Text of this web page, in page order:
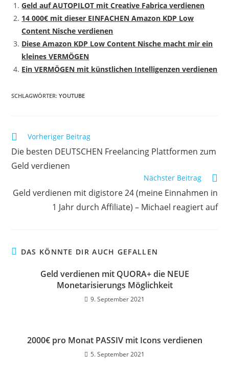
Geld auf AUTOPILOT mit Creative Fabrica verdienen
14 000€ mit dieser EINFACHEN Amazon KDP Low
Content Nische verdienen
Diese Amazon KDP Low Content Nische macht mir ein
kleines VERMÖGEN
Ein VERMÖGEN mit künstlichen Intelligenzen verdienen
SCHLAGWÖRTER:YOUTUBE
Weitere
Artikel
ansehen
Vorheriger Beitrag
Die besten DEUTSCHEN Freelancing Plattformen zum
Geld verdienen
Nächster Beitrag
Geld verdienen mit digistore 24 (meine Einnahmen in
1 Jahr durch Affiliate) – Michael reagiert auf
DAS KÖNNTE DIR AUCH GEFALLEN
Geld verdienen mit QUORA+ die NEUE
Monetarisierungs Möglichkeit
9. September 2021
2000€ pro Monat PASSIV mit Icons verdienen
5. September 2021